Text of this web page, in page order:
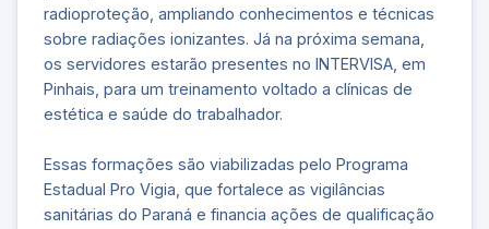
radioproteção, ampliando conhecimentos e técnicas
sobre radiações ionizantes. Já na próxima semana,
os servidores estarão presentes no INTERVISA, em
Pinhais, para um treinamento voltado a clínicas de
estética e saúde do trabalhador.
Essas formações são viabilizadas pelo Programa
Estadual Pro Vigia, que fortalece as vigilâncias
sanitárias do Paraná e financia ações de qualificação